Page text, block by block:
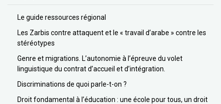
Le guide ressources régional
Les Zarbis contre attaquent et le « travail d’arabe » contre les
stéréotypes
Genre et migrations. L’autonomie à l’épreuve du volet
linguistique du contrat d’accueil et d’intégration.
Discriminations de quoi parle-t-on ?
Droit fondamental à l’éducation : une école pour tous, un droit